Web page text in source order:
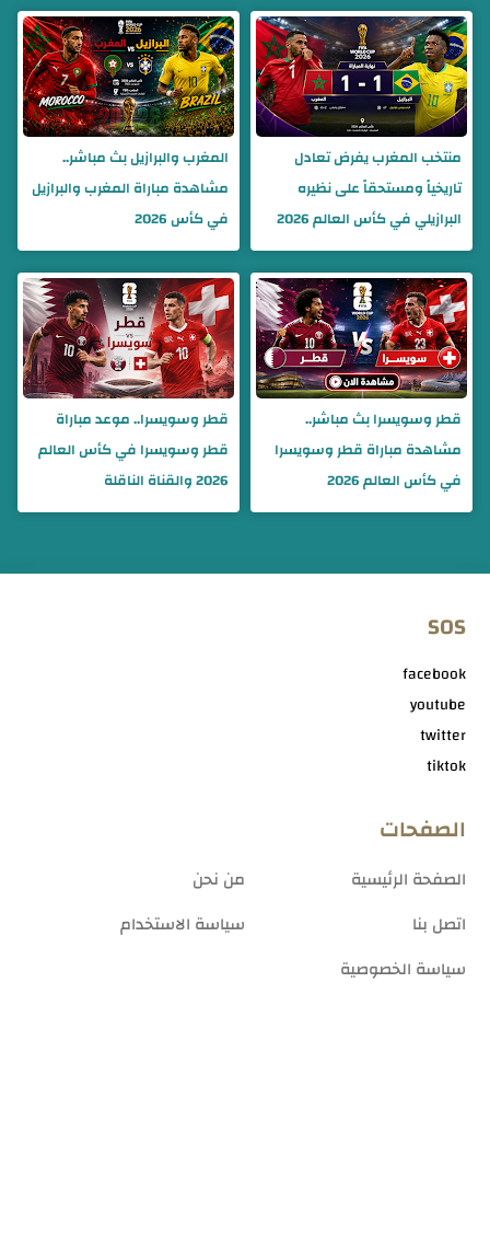
منتخب المغرب يفرض تعادل
تاريخياً ومستحقاً على نظيره
البرازيلي في كأس العالم 2026
المغرب والبرازيل بث مباشر..
مشاهدة مباراة المغرب والبرازيل
في كأس 2026
قطر وسويسرا بث مباشر..
مشاهدة مباراة قطر وسويسرا
في كأس العالم 2026
قطر وسويسرا.. موعد مباراة
قطر وسويسرا في كأس العالم
2026 والقناة الناقلة
الصفحات
الصفحة الرئيسية
من نحن
اتصل بنا
سياسة الاستخدام
سياسة الخصوصية
SOS
facebook
youtube
twitter
tiktok